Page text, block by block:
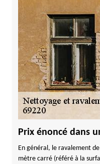
Prix énoncé dans
En général, le ravalement
mètre carré (référé à la